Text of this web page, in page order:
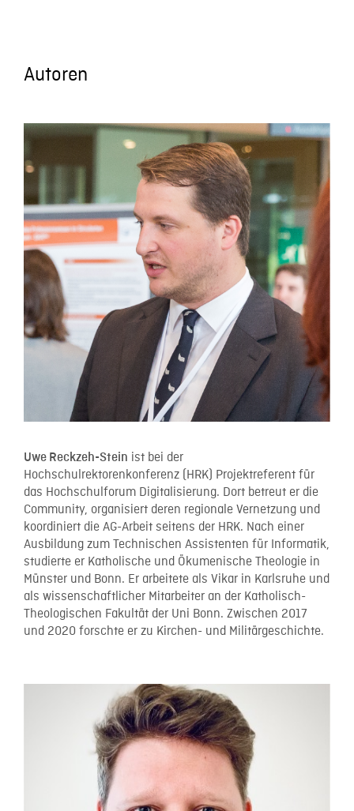
Autoren
Uwe Reckzeh-Stein ist bei der
Hochschulrektorenkonferenz (HRK) Projektreferent für
das Hochschulforum Digitalisierung. Dort betreut er die
Community, organisiert deren regionale Vernetzung und
koordiniert die AG-Arbeit seitens der HRK. Nach einer
Ausbildung zum Technischen Assistenten für Informatik,
studierte er Katholische und Ökumenische Theologie in
Münster und Bonn. Er arbeitete als Vikar in Karlsruhe und
als wissenschaftlicher Mitarbeiter an der Katholisch-
Theologischen Fakultät der Uni Bonn. Zwischen 2017
und 2020 forschte er zu Kirchen- und Militärgeschichte.